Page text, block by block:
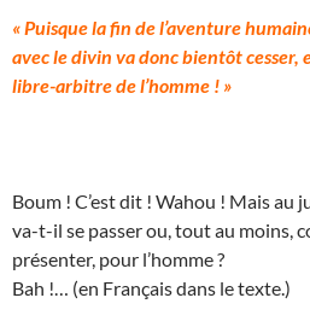
« Puisque la fin de l’aventure
avec le divin va donc bientôt cesser,
libre-arbitre de l’homme ! »
Boum ! C’est dit ! Wahou ! Mais au
va-t-il se passer ou, tout au moins,
présenter, pour l’homme ?
Bah !… (en Français dans le texte.)